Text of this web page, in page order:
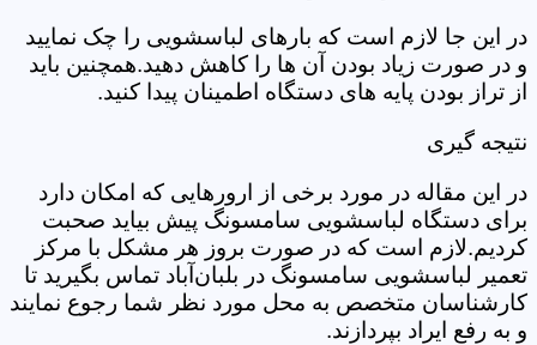
در این جا لازم است که بارهای لباسشویی را چک نمایید
و در صورت زیاد بودن آن ها را کاهش دهید.همچنین باید
از تراز بودن پایه های دستگاه اطمینان پیدا کنید.
نتیجه گیری
در این مقاله در مورد برخی از ارورهایی که امکان دارد
برای دستگاه لباسشویی سامسونگ پیش بیاید صحبت
کردیم.لازم است که در صورت بروز هر مشکل با مرکز
تعمیر لباسشویی سامسونگ در بلبان‌آباد تماس بگیرید تا
کارشناسان متخصص به محل مورد نظر شما رجوع نمایند
و به رفع ایراد بپردازند.